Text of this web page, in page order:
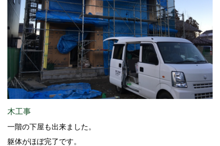
木工事
一階の下屋も出来ました。
躯体がほぼ完了です。